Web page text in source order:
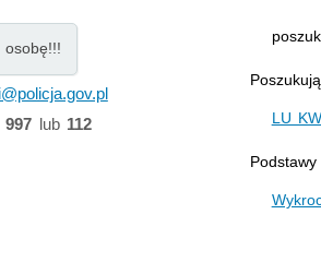
osobę!!!
997lub 112 LU